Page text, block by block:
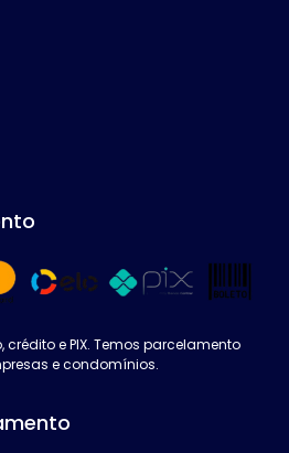
e PIX. Temos parcelamento
e condomínios.